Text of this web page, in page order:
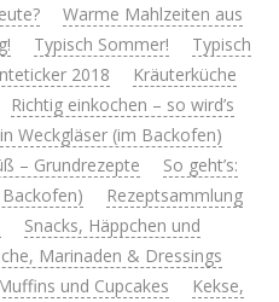
Warme Mahlzeiten aus
Typisch Sommer!
Typisch
2018
Kräuterküche
Richtig einkochen – so wird’s
Weckgläser (im Backofen)
– Grundrezepte
So geht’s:
Rezeptsammlung
Snacks, Häppchen und
Marinaden & Dressings
Muffins und Cupcakes
Kekse,